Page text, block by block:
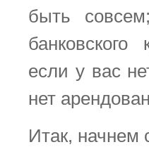
быть
если у вас
нет
Итак, начнем